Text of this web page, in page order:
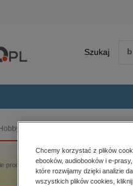
Szukaj
wnętrz
gospodarka
polityka,
inne
Hobby
produkt „Życie Zero Waste” nie jest
Chcemy korzystać z plików
ebooków, audiobooków i e-
które rozwijamy dzięki analizie
wszystkich plików cookies,